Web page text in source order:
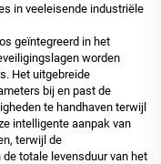
in veeleisende industriële
geïntegreerd in het
worden
Het uitgebreide
bij en past de
te handhaven terwijl
intelligente aanpak van
terwijl de
totale levensduur van het